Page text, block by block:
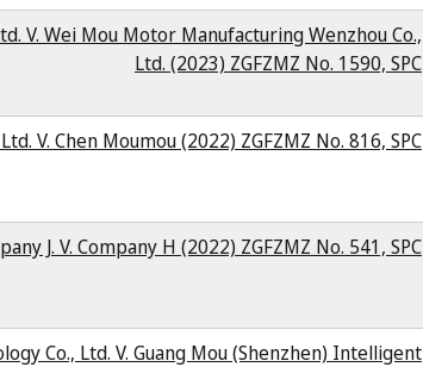
V. Wei Mou Motor Manufacturing Wenzhou Co.,
Ltd. (2023) ZGFZMZ No. 1590, SPC
V. Chen Moumou (2022) ZGFZMZ No. 816, SPC
J. V. Company H (2022) ZGFZMZ No. 541, SPC
Co., Ltd. V. Guang Mou (Shenzhen) Intelligent